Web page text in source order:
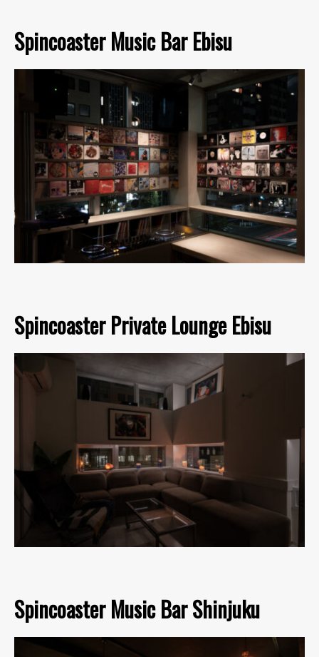
Spincoaster Music Bar Ebisu
Spincoaster Private Lounge Ebisu
Spincoaster Music Bar Shinjuku